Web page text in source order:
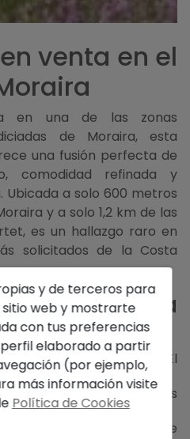
venta en el
en una de las zonas
de Moraira, esta
una fusión perfecta de
comodidad refinada y
a solo 600 metros
y a solo 1,2 km de las
es un hallazgo raro en
solicitados de la Costa
clave de esta
cerca de la playa de El
pueblo
por arquitecto en tres
incluyendo una suite
y de terceros para
sitio web y mostrarte
con tus preferencias
elaborado a partir
(por ejemplo,
más información visite
Política de Cookies